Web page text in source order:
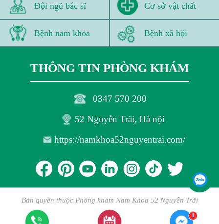
Đội ngũ bác sĩ Cơ sở vật chất
Bệnh nam khoa Bệnh xã hội
THÔNG TIN PHÒNG KHÁM
0347 570 200
52 Nguyễn Trãi, Hà nội
https://namkhoa52nguyentrai.com/
Bản quyền thuộc Phòng khám Nam Khoa 52 Nguyễn Trãi